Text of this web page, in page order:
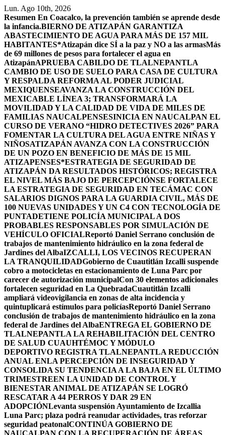
Saltar
al
contenido
Lun. Ago 10th, 2026
Resumen En Coacalco, la prevención también se aprende desde
la infancia.BIERNO DE ATIZAPÁN GARANTIZA
ABASTECIMIENTO DE AGUA PARA MÁS DE 157 MIL
HABITANTES*Atizapán dice SÍ a la paz y NO a las armasMás
de 69 millones de pesos para fortalecer el agua en
AtizapánAPRUEBA CABILDO DE TLALNEPANTLA
CAMBIO DE USO DE SUELO PARA CASA DE CULTURA
Y RESPALDA REFORMA AL PODER JUDICIAL
MEXIQUENSEAVANZA LA CONSTRUCCIÓN DEL
MEXICABLE LÍNEA 3; TRANSFORMARÁ LA
MOVILIDAD Y LA CALIDAD DE VIDA DE MILES DE
FAMILIAS NAUCALPENSESINICIA EN NAUCALPAN EL
CURSO DE VERANO “HIDRO DETECTIVES 2026” PARA
FOMENTAR LA CULTURA DEL AGUA ENTRE NIÑAS Y
NIÑOSATIZAPÁN AVANZA CON LA CONSTRUCCIÓN
DE UN POZO EN BENEFICIO DE MÁS DE 15 MIL
ATIZAPENSES*ESTRATEGIA DE SEGURIDAD DE
ATIZAPÁN DA RESULTADOS HISTÓRICOS; REGISTRA
EL NIVEL MÁS BAJO DE PERCEPCIÓNSE FORTALECE
LA ESTRATEGIA DE SEGURIDAD EN TECÁMAC CON
SALARIOS DIGNOS PARA LA GUARDIA CIVIL, MÁS DE
100 NUEVAS UNIDADES Y UN C4 CON TECNOLOGÍA DE
PUNTADETIENE POLICÍA MUNICIPAL A DOS
PROBABLES RESPONSABLES POR SIMULACIÓN DE
VEHÍCULO OFICIALReportó Daniel Serrano conclusión de
trabajos de mantenimiento hidráulico en la zona federal de
Jardines del AlbaIZCALLI, LOS VECINOS RECUPERAN
LA TRANQUILIDADGobierno de Cuautitlán Izcalli suspende
cobro a motocicletas en estacionamiento de Luna Parc por
carecer de autorización municipalCon 30 elementos adicionales
fortalecen seguridad en La QuebradaCuautitlán Izcalli
ampliará videovigilancia en zonas de alta incidencia y
quintuplicará estímulos para policíasReportó Daniel Serrano
conclusión de trabajos de mantenimiento hidráulico en la zona
federal de Jardines del AlbaENTREGA EL GOBIERNO DE
TLALNEPANTLA LA REHABILITACIÓN DEL CENTRO
DE SALUD CUAUHTÉMOC Y MÓDULO
DEPORTIVO REGISTRA TLALNEPANTLA REDUCCIÓN
ANUAL ENLA PERCEPCIÓN DE INSEGURIDAD Y
CONSOLIDA SU TENDENCIA A LA BAJA EN EL ÚLTIMO
TRIMESTREEN LA UNIDAD DE CONTROL Y
BIENESTAR ANIMAL DE ATIZAPÁN SE LOGRÓ
RESCATAR A 44 PERROS Y DAR 29 EN
ADOPCIÓNLevanta suspensión Ayuntamiento de Izcallia
Luna Parc; plaza podrá reanudar actividades, tras reforzar
seguridad peatonalCONTINÚA GOBIERNO DE
NAUCALPAN CON LA RECUPERACIÓN DE ÁREAS